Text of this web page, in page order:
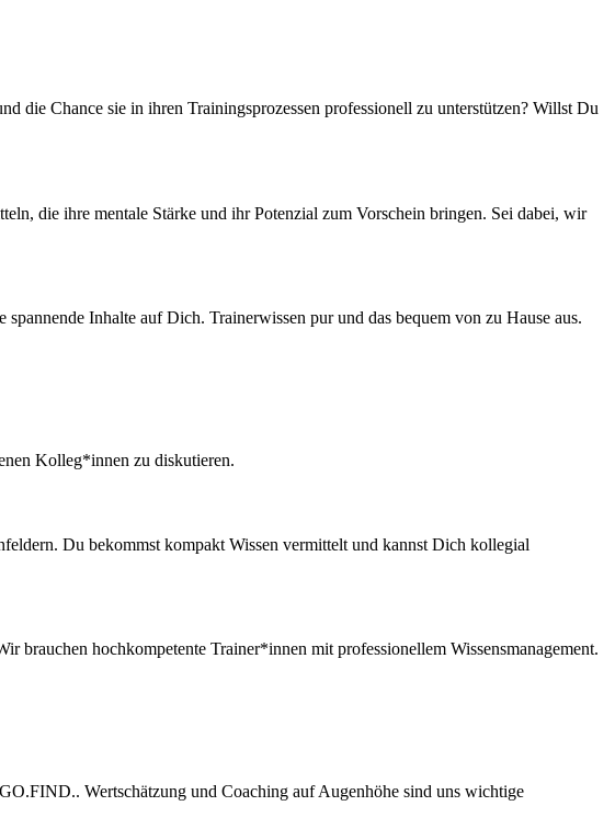
die Chance sie in ihren Trainingsprozessen professionell zu unterstützen? Willst Du
die ihre mentale Stärke und ihr Potenzial zum Vorschein bringen. Sei dabei, wir
Inhalte auf Dich. Trainerwissen pur und das bequem von zu Hause aus.
Kolleg*innen zu diskutieren.
Du bekommst kompakt Wissen vermittelt und kannst Dich kollegial
hochkompetente Trainer*innen mit professionellem Wissensmanagement.
Wertschätzung und Coaching auf Augenhöhe sind uns wichtige